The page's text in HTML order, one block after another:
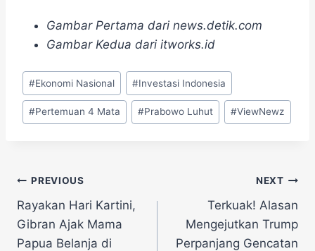
Gambar Pertama dari news.detik.com
Gambar Kedua dari itworks.id
Post
Tags:
#Ekonomi Nasional #Investasi Indonesia
#Pertemuan 4 Mata #Prabowo Luhut #ViewNewz
Navigasi
pos
PREVIOUS
Rayakan Hari Kartini,
Gibran Ajak Mama
Papua Belanja di
NEXT
Terkuak! Alasan
Mengejutkan Trump
Perpanjang Gencatan